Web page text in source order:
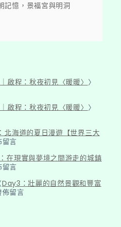
記憶，景福宮與明洞
啟程：秋夜初見〈暖暖〉 〉
啟程：秋夜初見〈暖暖〉 〉
北海道的夏日漫遊【世界三大
留言
在現實與夢境之間游走的城鎮
留言
Day3：壯麗的自然景觀和豐富
佈留言